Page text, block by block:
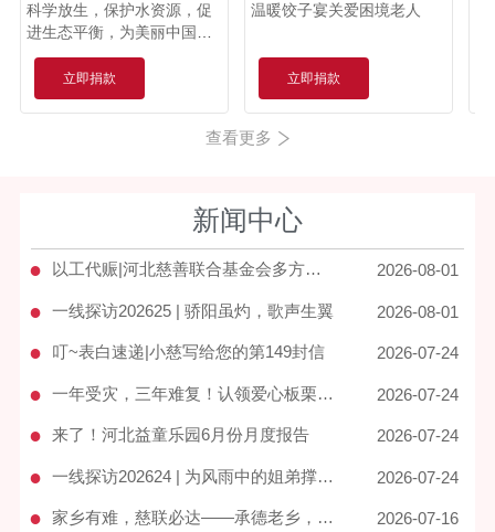
冰** 捐赠
科学放生，保护水资源，促
进生态平衡，为美丽中国建
设贡献一份力。
立即捐款
温暖饺子宴关爱困境老人
立即捐款
查看更多
新闻中心
● 以工代赈|河北慈善联合基金会多方位守护宽城家园 2026-08-01
● 一线探访202625 | 骄阳虽灼，歌声生翼 2026-08-01
● 叮~表白速递|小慈写给您的第149封信 2026-07-24
● 一年受灾，三年难复！认领爱心板栗苗，帮宽城栗农重拾活下去的底气 2026-07-24
● 来了！河北益童乐园6月份月度报告 2026-07-24
● 一线探访202624 | 为风雨中的姐弟撑起一片晴空 2026-07-24
● 家乡有难，慈联必达——承德老乡，我们来了！ 2026-07-16